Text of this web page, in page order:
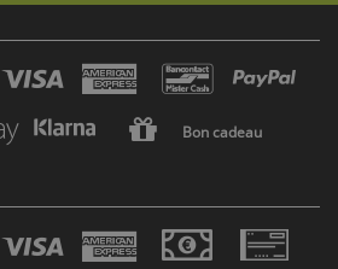
Bon cadeau